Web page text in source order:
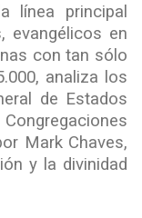
línea principal
evangélicos en
con tan sólo
analiza los
de Estados
Mark Chaves,
y la divinidad